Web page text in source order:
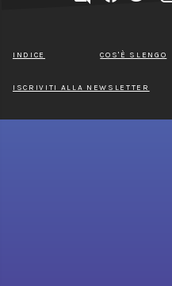
INDICE COS'È SLENGO
ISCRIVITI ALLA NEWSLETTER